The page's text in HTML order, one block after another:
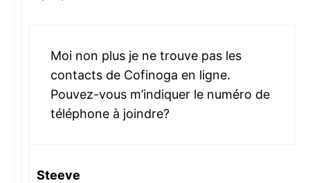
Moi non plus je ne trouve pas les
contacts de Cofinoga en ligne.
Pouvez-vous m’indiquer le numéro de
téléphone à joindre?
Steeve